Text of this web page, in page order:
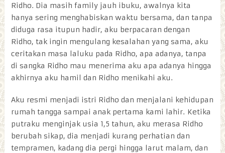
Ridho. Dia masih family jauh ibuku, awalnya kita
hanya sering menghabiskan waktu bersama, dan tanpa
diduga rasa itupun hadir, aku berpacaran dengan
Ridho, tak ingin mengulang kesalahan yang sama, aku
ceritakan masa laluku pada Ridho, apa adanya, tanpa
di sangka Ridho mau menerima aku apa adanya hingga
akhirnya aku hamil dan Ridho menikahi aku.
Aku resmi menjadi istri Ridho dan menjalani kehidupan
rumah tangga sampai anak pertama kami lahir. Ketika
putraku menginjak usia 1,5 tahun, aku merasa Ridho
berubah sikap, dia menjadi kurang perhatian dan
tempramen, kadang dia pergi hingga larut malam, dan